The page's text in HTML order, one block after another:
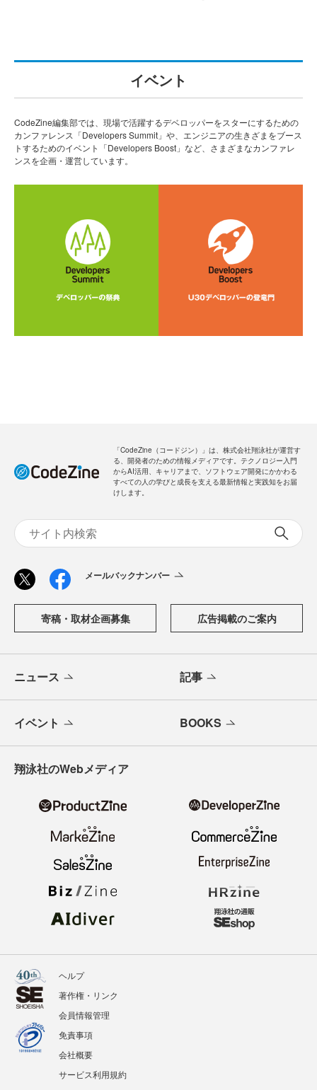
イベント
CodeZine編集部では、現場で活躍するデベロッパーをスターにするための
カンファレンス「Developers Summit」や、エンジニアの生きざまをブース
トするためのイベント「Developers Boost」など、さまざまなカンファレ
ンスを企画・運営しています。
「CodeZine（コードジン）」は、株式会社翔泳社が運営す
る、開発者のための情報メディアです。テクノロジー入門
からAI活用、キャリアまで、ソフトウェア開発にかかわる
すべての人の学びと成長を支える最新情報と実践知をお届
けします。
メールバックナンバー
寄稿・取材企画募集 広告掲載のご案内
ニュース 記事
イベント BOOKS
翔泳社のWebメディア
ヘルプ
著作権・リンク
会員情報管理
免責事項
会社概要
サービス利用規約